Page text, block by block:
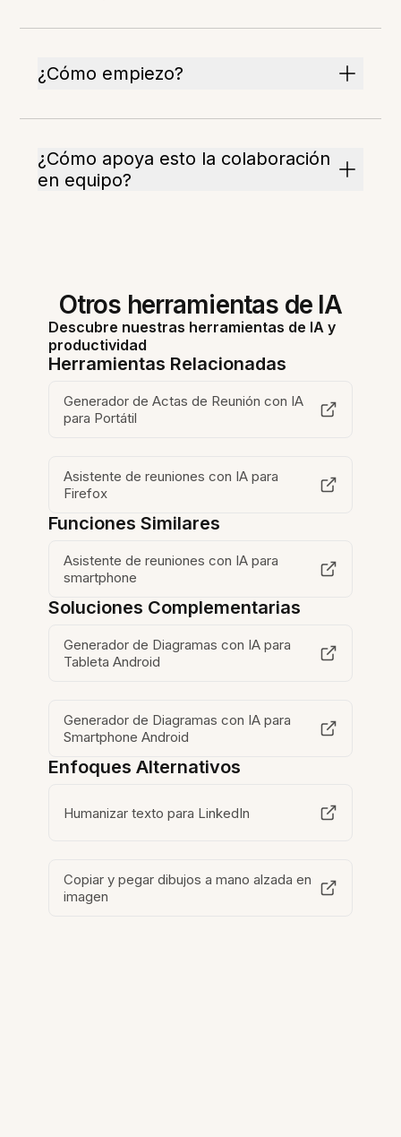
¿Cómo empiezo?
¿Cómo apoya esto la colaboración
en equipo?
Otros herramientas de IA
Descubre nuestras herramientas de IA y
productividad
Herramientas Relacionadas
Generador de Actas de Reunión con IA
para Portátil
Asistente de reuniones con IA para
Firefox
Funciones Similares
Asistente de reuniones con IA para
smartphone
Soluciones Complementarias
Generador de Diagramas con IA para
Tableta Android
Generador de Diagramas con IA para
Smartphone Android
Enfoques Alternativos
Humanizar texto para LinkedIn
Copiar y pegar dibujos a mano alzada en
imagen